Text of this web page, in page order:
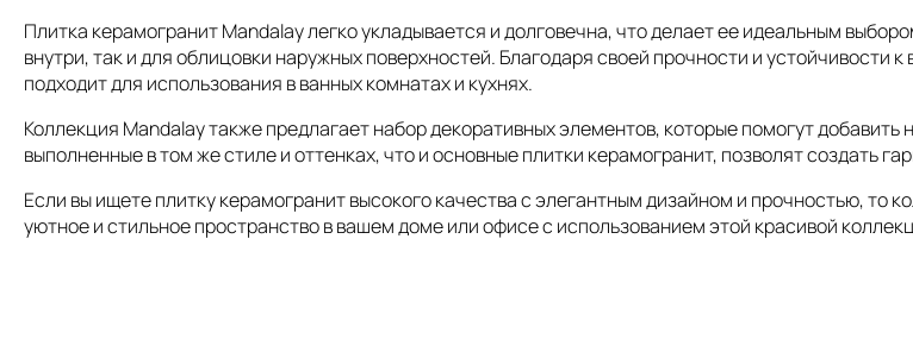
Плитка керамогранит Mandalay легко укладывается и долговечна, что делает ее идеальным
внутри, так и для облицовки наружных поверхностей. Благодаря своей прочности и устойчивости
подходит для использования в ванных комнатах и кухнях.
Коллекция Mandalay также предлагает набор декоративных элементов, которые помогут
выполненные в том же стиле и оттенках, что и основные плитки керамогранит, позволят создать
Если вы ищете плитку керамогранит высокого качества с элегантным дизайном и прочностью, то
уютное и стильное пространство в вашем доме или офисе с использованием этой красивой